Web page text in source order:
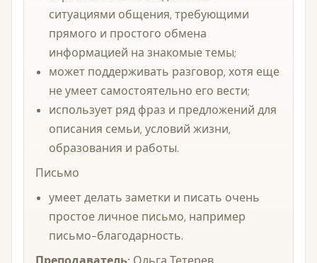
ситуациями общения, требующими
прямого и простого обмена
информацией на знакомые темы;
может поддерживать разговор, хотя еще
не умеет самостоятельно его вести;
использует ряд фраз и предложений для
описания семьи, условий жизни,
образования и работы.
Письмо
умеет делать заметки и писать очень
простое личное письмо, например
письмо-благодарность.